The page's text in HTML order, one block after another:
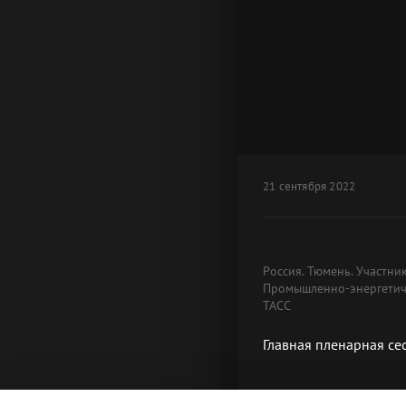
21 сентября 2022
Россия. Тюмень.
Промышленно-
ТАСС
Главная пленарная